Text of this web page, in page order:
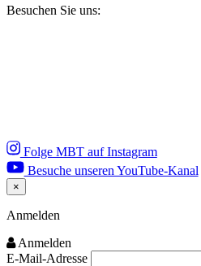
Besuchen Sie uns:
Folge MBT auf Instagram
Besuche unseren YouTube-Kanal
×
Close
Anmelden
Anmelden
E-Mail-Adresse